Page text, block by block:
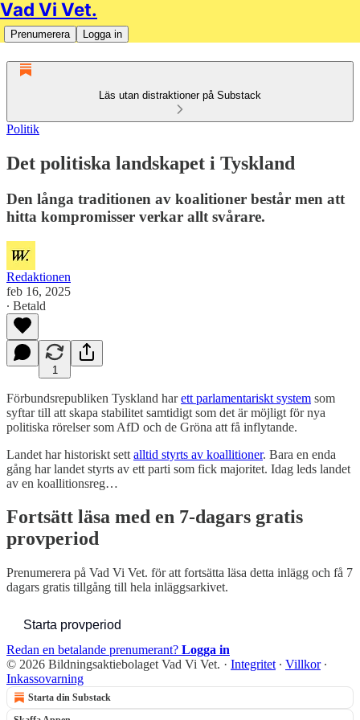
Vad Vi Vet.
Prenumerera Logga in
Läs utan distraktioner på Substack
Politik
Det politiska landskapet i Tyskland
Den långa traditionen av koalitioner består men att
hitta kompromisser verkar allt svårare.
Redaktionen
feb 16, 2025
∙ Betald
1
Förbundsrepubliken Tyskland harett parlamentariskt system som
syftar till att skapa stabilitet samtidigt som det är möjligt för nya
politiska rörelser som AfD och de Gröna att få inflytande.
Landet har historiskt sett alltid styrts av koallitioner. Bara en enda
gång har landet styrts av ett parti som fick majoritet. Idag leds landet
av en koallitionsreg…
Fortsätt läsa med en 7-dagars gratis
provperiod
Prenumerera på Vad Vi Vet. för att fortsätta läsa detta inlägg och få 7
dagars gratis tillgång till hela inläggsarkivet.
Starta provperiod
Redan en betalande prenumerant? Logga in
© 2026 Bildningsaktiebolaget Vad Vi Vet. · Integritet ∙ Villkor∙
Inkassovarning
Starta din Substack